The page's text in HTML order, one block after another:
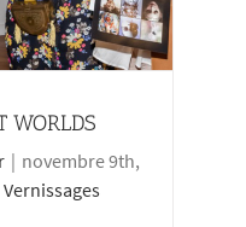
WORLDS
| novembre 9th,
Vernissages